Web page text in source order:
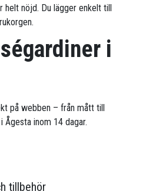
helt nöjd. Du lägger enkelt till
i
på webben – från mått till
Ågesta inom 14 dagar.
tillbehör